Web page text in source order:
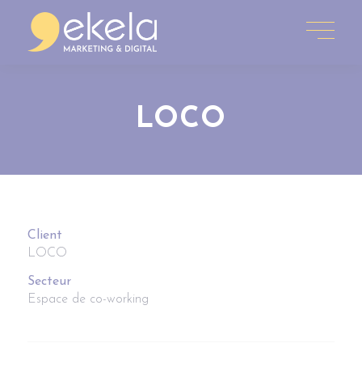
LOCO
Client
LOCO
Secteur
Espace de co-working